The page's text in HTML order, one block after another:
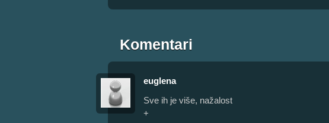
Komentari
euglena
Sve ih je više, nažalost
+